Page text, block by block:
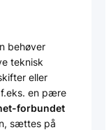
behøver
teknisk
eller
en pære
forbundet
sættes på